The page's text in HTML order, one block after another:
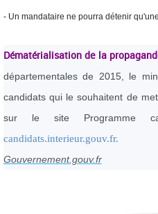
- Un mandataire ne pourra détenir
Dématérialisation de la
départementales de 2015, le
candidats qui le souhaitent de
sur le site Programme
candidats.interieur.gouv.fr.
Gouvernement.gouv.fr